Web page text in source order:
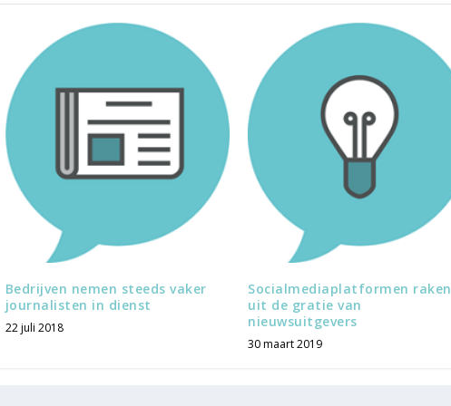
Bedrijven nemen steeds vaker
journalisten in dienst
22 juli 2018
Socialmediaplatformen raken
uit de gratie van
nieuwsuitgevers
30 maart 2019